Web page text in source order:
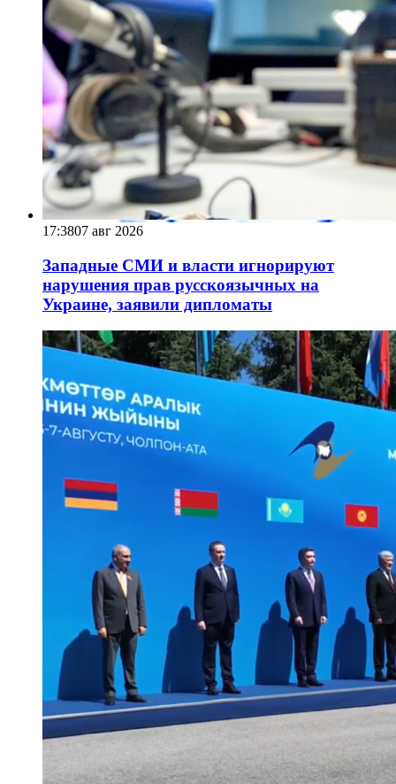
17:3807 авг 2026
Западные СМИ и власти игнорируют
нарушения прав русскоязычных на
Украине, заявили дипломаты